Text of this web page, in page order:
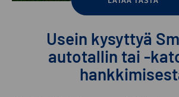
Usein kysyttyä
autotallin tai -